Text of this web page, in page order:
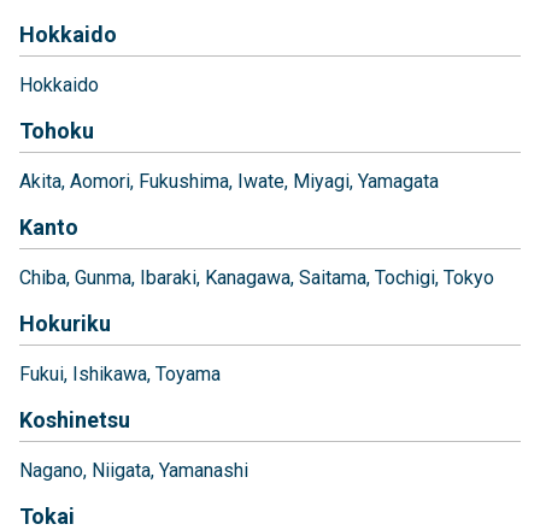
Hokkaido
Hokkaido
Tohoku
Akita Aomori Fukushima Iwate Miyagi Yamagata
Kanto
Chiba Gunma Ibaraki Kanagawa Saitama Tochigi Tokyo
Hokuriku
Fukui Ishikawa Toyama
Koshinetsu
Nagano Niigata Yamanashi
Tokai